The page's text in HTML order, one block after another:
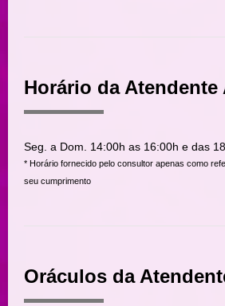
Horário da Atendente
Seg. a Dom. 14:00h as 16:00h e das
* Horário fornecido pelo consultor apenas como
seu cumprimento
Oráculos da